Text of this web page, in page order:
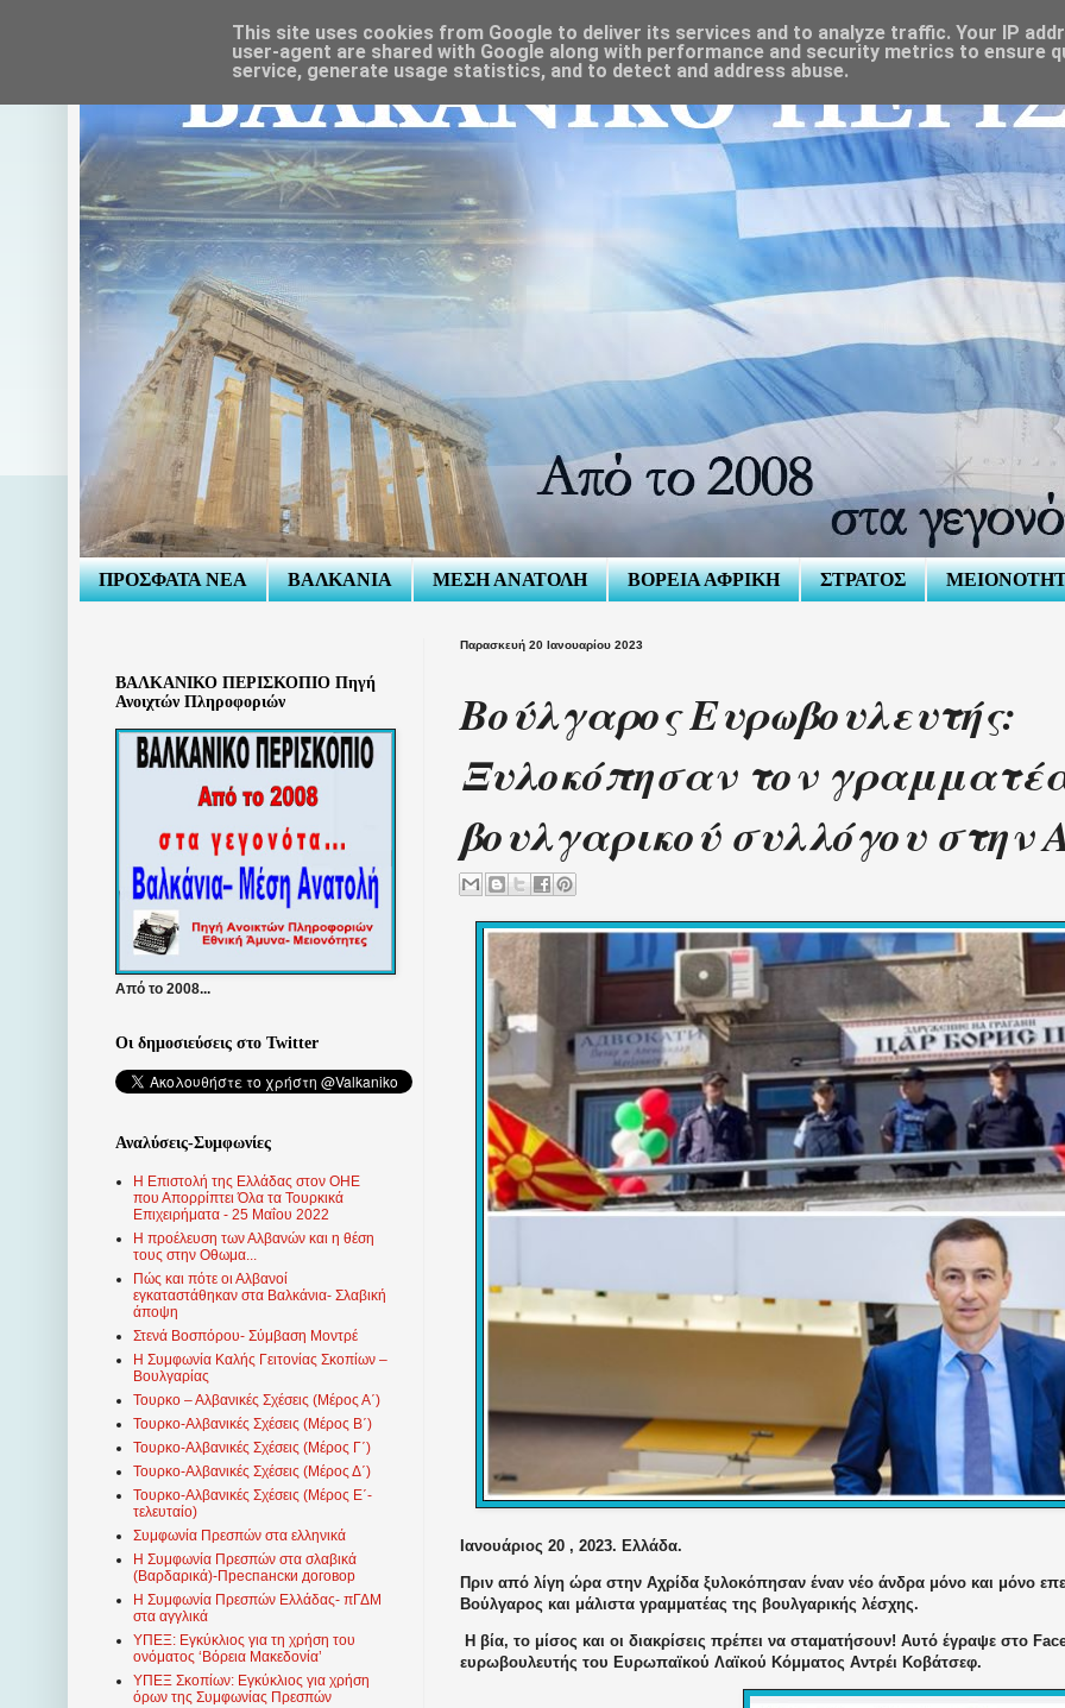
ΠΡΟΣΦΑΤΑ ΝΕΑ ΒΑΛΚΑΝΙΑ ΜΕΣΗ ΑΝΑΤΟΛΗ ΒΟΡΕΙΑ ΑΦΡΙΚΗ ΣΤΡΑΤΟΣ
Παρασκευή 20 Ιανουαρίου 2023
Βούλγαρος Ευρωβουλευτής:
Ξυλοκόπησαν τον
βουλγαρικού συλλόγου στην
Ιανουάριος 20 , 2023. Ελλάδα.
Πριν από λίγη ώρα στην Αχρίδα ξυλοκόπησαν έναν νέο άνδρα μόνο και μόνο
Βούλγαρος και μάλιστα γραμματέας της βουλγαρικής λέσχης.
Η βία, το μίσος και οι διακρίσεις πρέπει να σταματήσουν! Αυτό έγραψε στο
ευρωβουλευτής του Ευρωπαϊκού Λαϊκού Κόμματος Αντρέι Κοβάτσεφ.
ΒΑΛΚΑΝΙΚΟ ΠΕΡΙΣΚΟΠΙΟ Πηγή
Ανοιχτών Πληροφοριών
Από το 2008...
Οι δημοσιεύσεις στο Twitter
Αναλύσεις-Συμφωνίες
Η Επιστολή της Ελλάδας στον ΟΗΕ
που Απορρίπτει Όλα τα Τουρκικά
Επιχειρήματα - 25 Μαΐου 2022
Η προέλευση των Αλβανών και η θέση
τους στην Οθωμα...
Πώς και πότε οι Αλβανοί
εγκαταστάθηκαν στα Βαλκάνια- Σλαβική
άποψη
Στενά Βοσπόρου- Σύμβαση Μοντρέ
Η Συμφωνία Καλής Γειτονίας Σκοπίων –
Βουλγαρίας
Τουρκο – Αλβανικές Σχέσεις (Mέρος Α΄)
Τουρκο-Αλβανικές Σχέσεις (Μέρος Β΄)
Τουρκο-Αλβανικές Σχέσεις (Μέρος Γ΄)
Τουρκο-Αλβανικές Σχέσεις (Μέρος Δ΄)
Τουρκο-Αλβανικές Σχέσεις (Μέρος Ε΄-
τελευταίο)
Συμφωνία Πρεσπών στα ελληνικά
Η Συμφωνία Πρεσπών στα σλαβικά
(Βαρδαρικά)-Преспански договор
Η Συμφωνία Πρεσπών Ελλάδας- πΓΔΜ
στα αγγλικά
ΥΠΕΞ: Εγκύκλιος για τη χρήση του
ονόματος ‘Βόρεια Μακεδονία’
ΥΠΕΞ Σκοπίων: Εγκύκλιος για χρήση
όρων της Συμφωνίας Πρεσπών
This site uses cookies from Google to deliver its services and to analyze traffic. Your IP
user-agent are shared with Google along with performance and security metrics to ensure
service, generate usage statistics, and to detect and address abuse.